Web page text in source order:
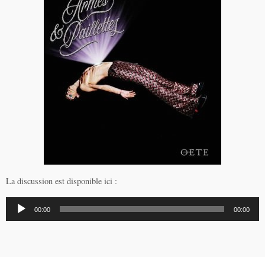
La discussion est disponible ici :
Lecteur
audio
00:00 00:00